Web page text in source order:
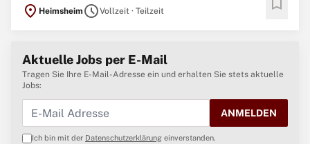
Strukturierung des Alltags der Nutzer unter Berücksichtigung der
location_on Heimsheim scheduleVollzeit · Teilzeit
Aktuelle Jobs per E-Mail
Tragen Sie Ihre E-Mail-Adresse ein und erhalten Sie stets aktuelle
Jobs:
ANMELDEN
Ich bin mit der Datenschutzerklärung einverstanden.